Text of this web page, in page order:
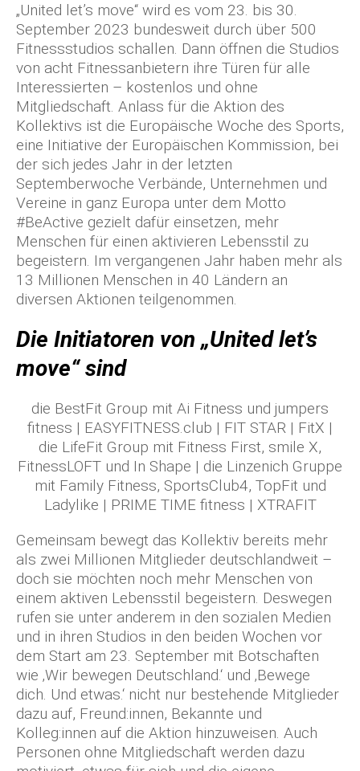
„United let’s move“ wird es vom 23. bis 30.
September 2023 bundesweit durch über 500
Fitnessstudios schallen. Dann öffnen die Studios
von acht Fitnessanbietern ihre Türen für alle
Interessierten – kostenlos und ohne
Mitgliedschaft. Anlass für die Aktion des
Kollektivs ist die Europäische Woche des Sports,
eine Initiative der Europäischen Kommission, bei
der sich jedes Jahr in der letzten
Septemberwoche Verbände, Unternehmen und
Vereine in ganz Europa unter dem Motto
#BeActive gezielt dafür einsetzen, mehr
Menschen für einen aktivieren Lebensstil zu
begeistern. Im vergangenen Jahr haben mehr als
13 Millionen Menschen in 40 Ländern an
diversen Aktionen teilgenommen.
Die Initiatoren von „United let’s
move“ sind
die BestFit Group mit Ai Fitness und jumpers
fitness | EASYFITNESS.club | FIT STAR | FitX |
die LifeFit Group mit Fitness First, smile X,
FitnessLOFT und In Shape | die Linzenich Gruppe
mit Family Fitness, SportsClub4, TopFit und
Ladylike | PRIME TIME fitness | XTRAFIT
Gemeinsam bewegt das Kollektiv bereits mehr
als zwei Millionen Mitglieder deutschlandweit –
doch sie möchten noch mehr Menschen von
einem aktiven Lebensstil begeistern. Deswegen
rufen sie unter anderem in den sozialen Medien
und in ihren Studios in den beiden Wochen vor
dem Start am 23. September mit Botschaften
wie ‚Wir bewegen Deutschland.‘ und ‚Bewege
dich. Und etwas.‘ nicht nur bestehende Mitglieder
dazu auf, Freund:innen, Bekannte und
Kolleg:innen auf die Aktion hinzuweisen. Auch
Personen ohne Mitgliedschaft werden dazu